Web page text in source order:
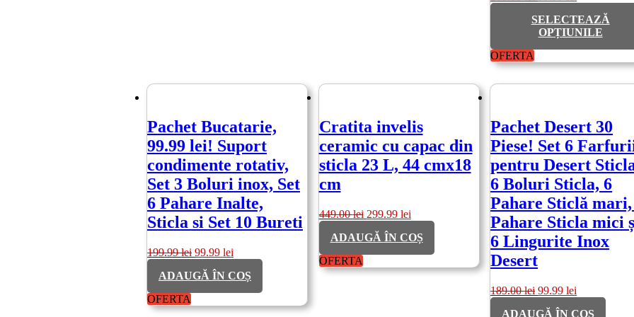
a
fost:
208.00 lei.
este:
99.99 lei.
SELECTEAZĂ
OPȚIUNILE
Acest
produs
are
mai
variații.
Opțiunile
pot
fi
alese
în
pagina
produsului.
OFERTA
Pachet Bucatarie,
99.99 lei! Suport
condimente rotativ,
Set 3 Boluri inox, Set
6 Pahare Inalte,
Sticla si Set 10 Bureti
199.99lei Prețul
a
99.99 lei
este:
99.99 lei.
ADAUGĂ ÎN COȘ
OFERTA
Cratita invelis
ceramic cu capac din
sticla 23 L, 44 cmx18
cm
449.00lei Prețul
a
299.99 leiPrețul
curent
este:
299.99 lei.
ADAUGĂ ÎN COȘ
OFERTA
Pachet Desert 30
Piese! Set 6
pentru Desert
6 Boluri Sticla, 6
Pahare Sticlă
Pahare Sticla mici
6 Lingurite Inox
Desert
189.00lei Prețul
99.99lei
ADAUGĂ ÎN COȘ